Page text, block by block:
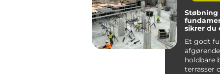
Støbning
sikrer du
Et godt
holdbare
terrasser